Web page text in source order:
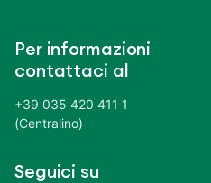
Per informazioni
contattaci al
+39 035 420 411 1
(Centralino)
Seguici su